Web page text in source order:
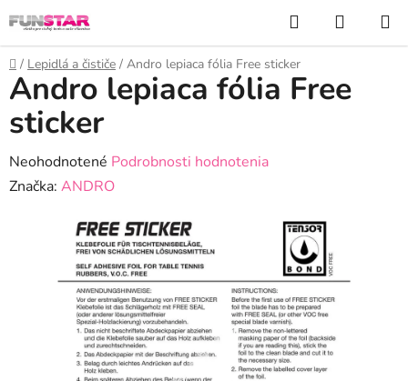
na
obsah
Hľadať
KOŠÍK
Domov
/ Lepidlá a čističe / Andro lepiaca fólia Free sticker
Andro lepiaca fólia Free
sticker
Priemerné
hodnotenie
hviezdičiek.
Neohodnotené Podrobnosti hodnotenia
Značka: ANDRO